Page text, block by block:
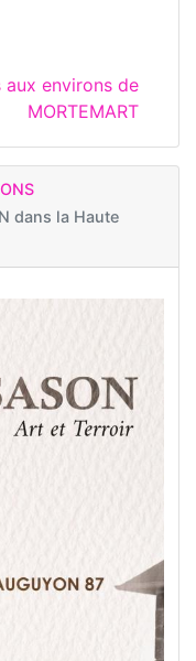
environs de
MORTEMART
dans la Haute